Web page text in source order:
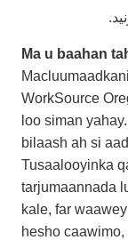
Ma u baahan
WorkSource
loo siman
bilaash ah si
Tusaalooyinka
tarjumaannada
kale, far
hesho